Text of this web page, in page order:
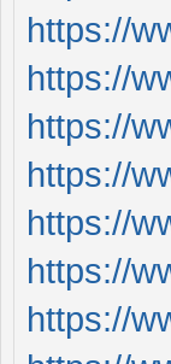
https://
https://
https://
https://
https://
https://
https://